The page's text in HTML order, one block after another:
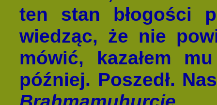
ten stan błogości
wiedząc, że nie
mówić, kazałem
później. Poszedł.